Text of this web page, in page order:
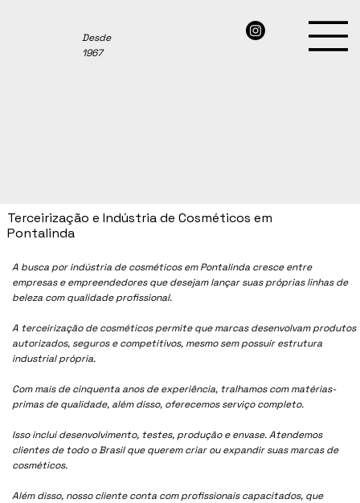
Desde
1967
A busca por indústria de cosméticos emPontalinda cresce entre
empresas e empreendedores que desejam lançar suas próprias linhas de
beleza com qualidade profissional.
A terceirização de cosméticos permite que marcas desenvolvam produtos
autorizados, seguros e competitivos, mesmo sem possuir estrutura
industrial própria.
Com mais de cinquenta anos de experiência, tralhamos com matérias-
primas de qualidade, além disso, oferecemos serviço completo.
Isso inclui desenvolvimento, testes, produção e envase. Atendemos
clientes de todo o Brasil que querem criar ou expandir suas marcas de
cosméticos.
Além disso, nosso cliente conta com profissionais capacitados, que
Terceirização e Indústria de Cosméticos em
Pontalinda